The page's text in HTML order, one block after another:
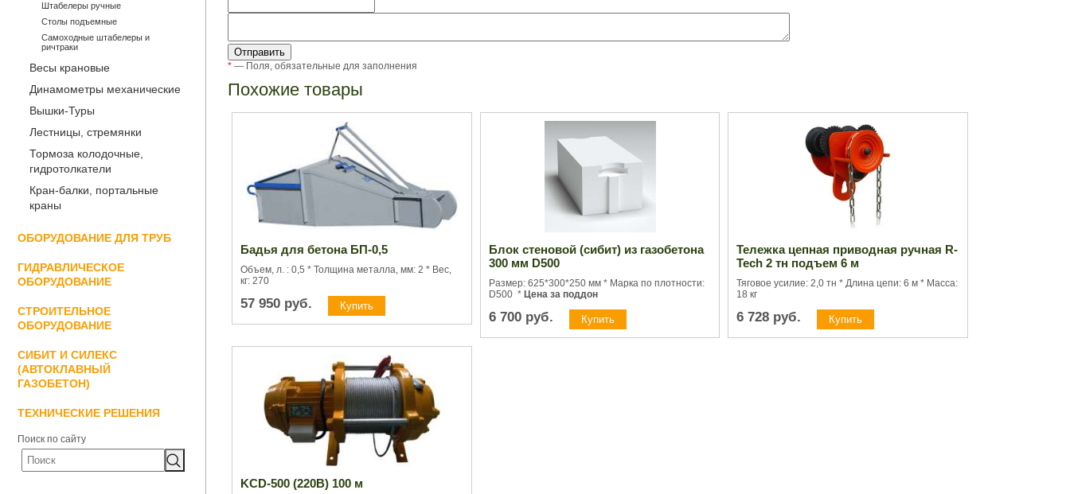
Штабелеры ручные
Столы подъемные
Самоходные штабелеры и
ричтраки
Весы крановые
Динамометры механические
Вышки-Туры
Лестницы, стремянки
Тормоза колодочные,
гидротолкатели
Кран-балки, портальные
краны
ОБОРУДОВАНИЕ ДЛЯ ТРУБ
ГИДРАВЛИЧЕСКОЕ
ОБОРУДОВАНИЕ
СТРОИТЕЛЬНОЕ
ОБОРУДОВАНИЕ
СИБИТ И СИЛЕКС
(АВТОКЛАВНЫЙ
ГАЗОБЕТОН)
ТЕХНИЧЕСКИЕ РЕШЕНИЯ
Поиск по сайту
* — Поля, обязательные для заполнения
Похожие товары
Бадья для бетона БП-0,5
Объем, л. : 0,5 * Толщина металла, мм: 2 * Вес,
кг: 270
57 950 руб.
Блок стеновой (сибит) из газобетона
300 мм D500
Размер: 625*300*250 мм * Марка по плотности:
D500 * Цена за поддон
6 700руб.
Тележка цепная приводная ручная R-
Tech 2 тн подъем 6 м
Тяговое усилие: 2,0 тн * Длина цепи: 6 м * Масса:
18 кг
6 728 руб.
KCD-500 (220В) 100 м